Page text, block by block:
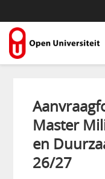
Master
en
26/27